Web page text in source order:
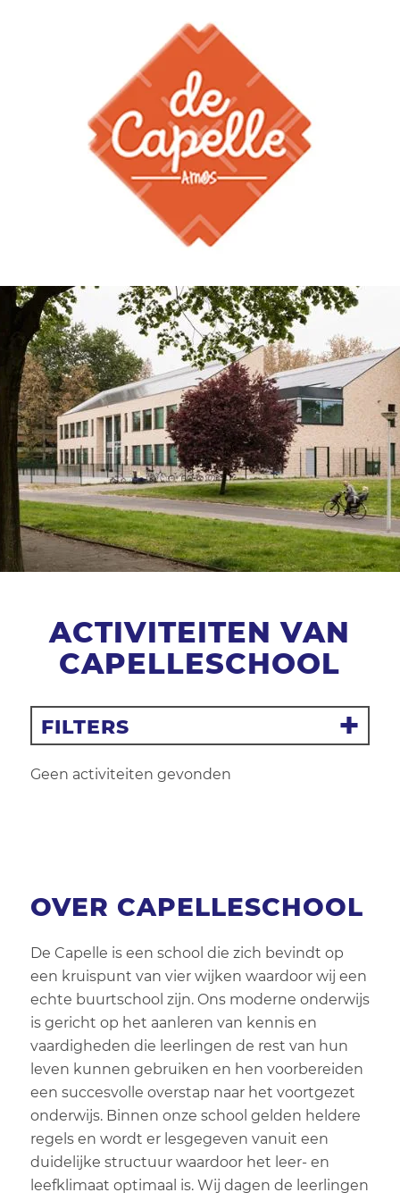
ACTIVITEITEN VAN
CAPELLESCHOOL
FILTERS
Filter resetten
Activiteit
Leeftijd
Geslacht
Aanbieders
Wijkclubs
Locatie
Dag
Geen activiteiten gevonden
OVER CAPELLESCHOOL
De Capelle is een school die zich bevindt op
een kruispunt van vier wijken waardoor wij een
echte buurtschool zijn. Ons moderne onderwijs
is gericht op het aanleren van kennis en
vaardigheden die leerlingen de rest van hun
leven kunnen gebruiken en hen voorbereiden
een succesvolle overstap naar het voortgezet
onderwijs. Binnen onze school gelden heldere
regels en wordt er lesgegeven vanuit een
duidelijke structuur waardoor het leer- en
leefklimaat optimaal is. Wij dagen de leerlingen